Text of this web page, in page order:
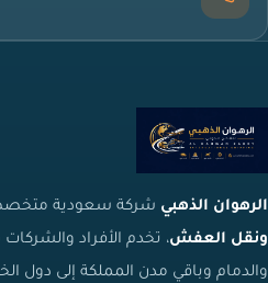
الرهوان الذهبي شركة سعودية
ونقل العفش، تخدم الأفراد
والدمام وباقي مدن المملكة إلى دول